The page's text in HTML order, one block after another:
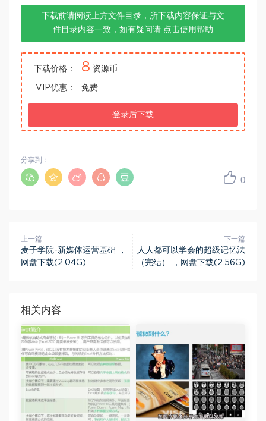
下载前请阅读上方文件目录，所下载内容保证与文
件目录内容一致，如有疑问请 点击使用帮助
下载价格： 8 资源币
VIP优惠： 免费
登录后下载
0
分享到：
上一篇
麦子学院-新媒体运营基础 ，
网盘下载(2.04G)
下一篇
人人都可以学会的超级记忆法
（完结） ，网盘下载(2.56G)
相关内容